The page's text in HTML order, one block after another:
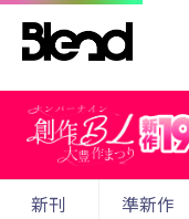
新刊 準新作